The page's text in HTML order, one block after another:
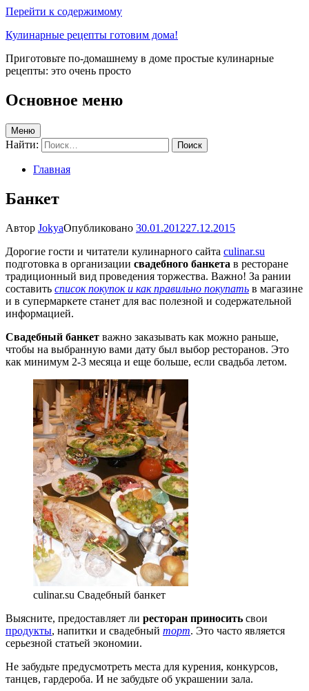
Перейти к содержимому
Кулинарные рецепты готовим дома!
Приготовьте по-домашнему в доме простые кулинарные
рецепты: это очень просто
Основное меню
Меню
Найти:
Главная
Банкет
Автор JokyaОпубликовано 30.01.201227.12.2015
Дорогие гости и читатели кулинарного сайта culinar.su
подготовка в организации свадебного банкета в ресторане
традиционный вид проведения торжества. Важно! За рании
составить список покупок и как правильно покупать в магазине
и в супермаркете станет для вас полезной и содержательной
информацией.
Свадебный банкет важно заказывать как можно раньше,
чтобы на выбранную вами дату был выбор ресторанов. Это
как минимум 2-3 месяца и еще больше, если свадьба летом.
culinar.su Свадебный банкет
Выясните, предоставляет ли ресторан приносить свои
продукты, напитки и свадебный торт. Это часто является
серьезной статьей экономии.
Не забудьте предусмотреть места для курения, конкурсов,
танцев, гардероба. И не забудьте об украшении зала.